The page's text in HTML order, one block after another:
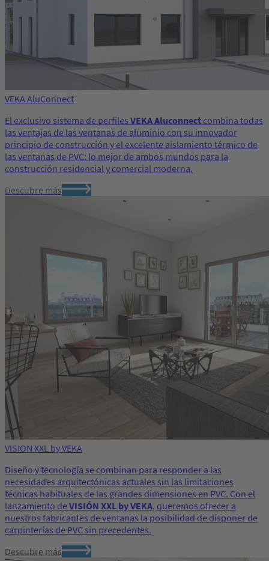
VEKA AluConnect
El exclusivo sistema de perfiles VEKA Aluconnect combina todas
las ventajas de las ventanas de aluminio con su innovador
principio de construcción y el excelente aislamiento térmico de
las ventanas de PVC: lo mejor de ambos mundos para la
construcción residencial y comercial moderna.
Descubre más
VISION XXL by VEKA
Diseño y tecnología se combinan para responder a las
necesidades arquitectónicas actuales sin las limitaciones
técnicas habituales de las grandes dimensiones en PVC. Con el
lanzamiento deVISIÓN XXL by VEKA, queremos ofrecer a
nuestros fabricantes de ventanas la posibilidad de disponer de
carpinterías de PVC sin precedentes.
Descubre más